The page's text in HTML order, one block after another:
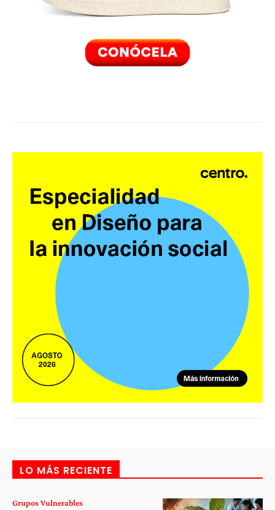
LO MÁS RECIENTE
Grupos Vulnerables